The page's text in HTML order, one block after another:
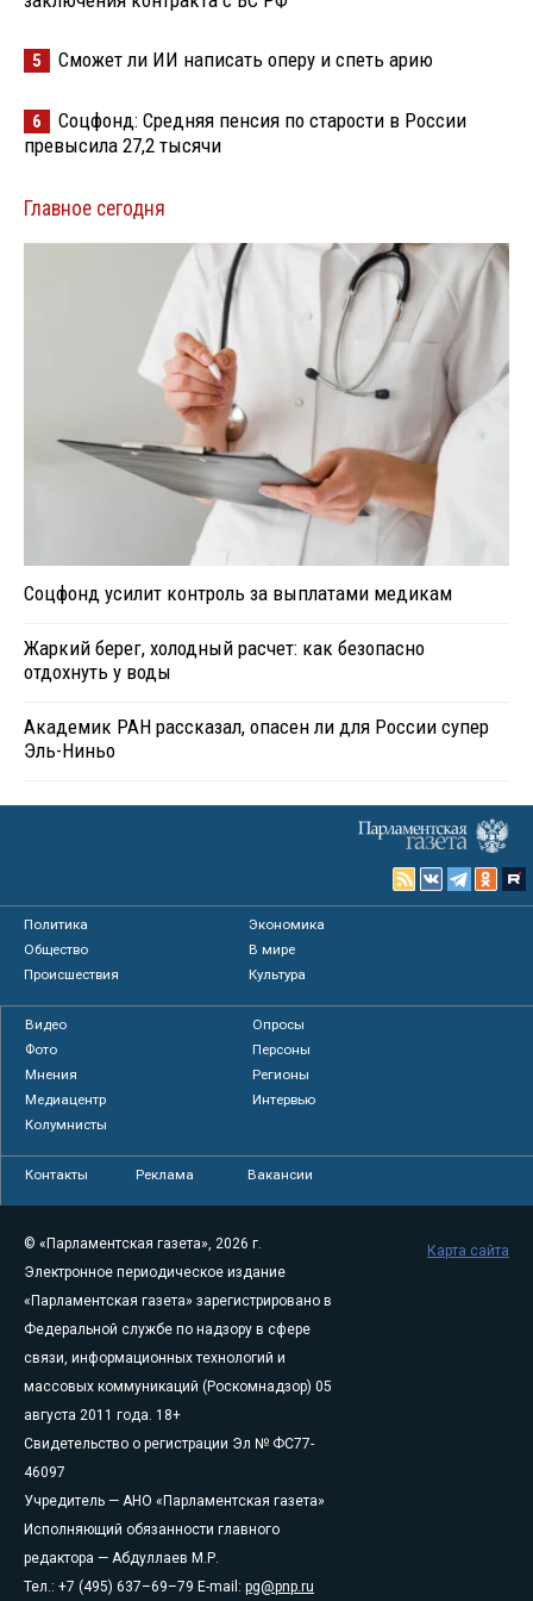
5 Сможет ли ИИ написать оперу и спеть арию
6
Соцфонд: Средняя пенсия по старости в России
превысила 27,2 тысячи
Главное сегодня
Соцфонд усилит контроль за выплатами медикам
Жаркий берег, холодный расчет: как безопасно
отдохнуть у воды
Академик РАН рассказал, опасен ли для России супер
Эль-Ниньо
Политика
Экономика
Общество
В мире
Происшествия
Культура
Видео
Опросы
Фото
Персоны
Мнения
Регионы
Медиацентр
Интервью
Колумнисты
Контакты Реклама Вакансии
© «Парламентская газета», 2026 г.
Электронное периодическое издание
«Парламентская газета» зарегистрировано в
Федеральной службе по надзору в сфере
связи, информационных технологий и
массовых коммуникаций (Роскомнадзор) 05
августа 2011 года. 18+
Свидетельство о регистрации Эл № ФС77-
46097
Учредитель — АНО «Парламентская газета»
Исполняющий обязанности главного
редактора — Абдуллаев М.Р.
Тел.: +7 (495) 637–69–79 E-mail: pg@pnp.ru
Карта сайта